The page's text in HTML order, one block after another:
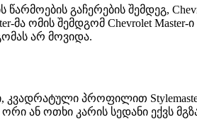
გაჩერების შემდეგ,
მა ომის შემდგომ Chevrolet
არ მოვიდა.
კვადრატული პროფილით
ან ოთხი კარის სედანი ექვს